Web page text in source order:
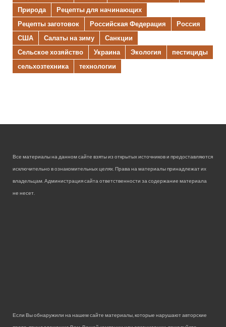
Природа
Рецепты для начинающих
Рецепты заготовок
Российская Федерация
Россия
США
Салаты на зиму
Санкции
Сельское хозяйство
Украина Экология
пестициды
сельхозтехника
технологии
Все материалы на данном сайте взяты из открытых источников и предоставляются
исключительно в ознакомительных целях. Права на материалы принадлежат их
владельцам. Администрация сайта ответственности за содержание материала
не несет.
Если Вы обнаружили на нашем сайте материалы, которые нарушают авторские